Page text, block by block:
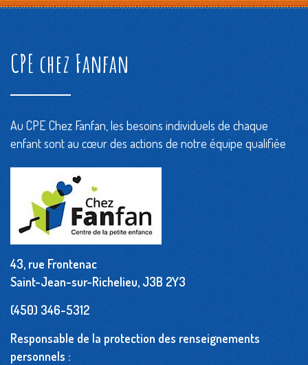
CPE chez Fanfan
Au CPE Chez Fanfan, les besoins individuels de chaque
enfant sont au cœur des actions de notre équipe qualifiée
43, rue Frontenac
Saint-Jean-sur-Richelieu, J3B 2Y3
(450) 346-5312
Responsable de la protection des renseignements
personnels :